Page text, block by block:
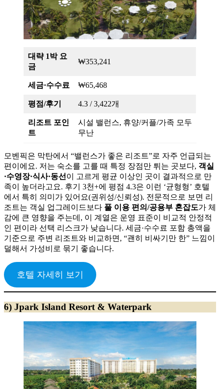
대략 1박 요
금
₩353,241
세금·수수료 ₩65,468
평점/후기 4.3 / 3,422개
리조트 포인
트
시설 밸런스, 휴양/커플/가족 모두
무난
모벤픽은 막탄에서 “밸런스가 좋은 리조트”로 자주 언급되는
편이에요. 저는 숙소를 고를 때 특정 장점만 튀는 곳보다, 객실
·수영장·식사·동선 이 고르게 평균 이상인 곳이 결과적으로 만
족이 높더라고요. 후기 3천+에 평점 4.3은 이런 ‘균형형’ 호텔
에서 특히 의미가 있어요(권위성/신뢰성). 전문적으로 보면 리
조트는 객실 업그레이드보다 풀 이용 편의/공용부 혼잡도가 체
감에 큰 영향을 주는데, 이 계열은 운영 표준이 비교적 안정적
인 편이라 선택 리스크가 낮습니다. 세금·수수료 포함 총액을
기준으로 주변 리조트와 비교하면, “괜히 비싸기만 한” 느낌이
덜해서 가성비로 묶기 좋습니다.
호텔 자세히 보기
6) Jpark Island Resort & Waterpark